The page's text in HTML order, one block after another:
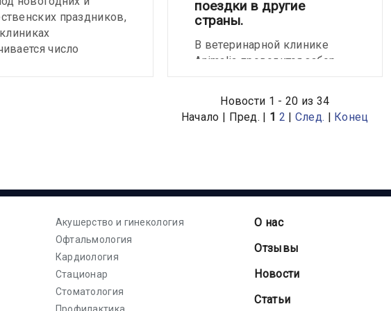
праздников,
число
поездки в другие
страны.
В ветеринарной клинике
Animalia проводится забор
хорьки), подготовка
биоматериала и документов
лабораторной диагностики и
экспертизы г. Киев, где
сыворотки крови на
определение титра антител
Новости 1 - 20 из 34
Начало | Пред. | 1 2 | След. | Конец
Акушерство и гинекология
Офтальмология
Кардиология
Стационар
Стоматология
О нас
Отзывы
Новости
Статьи